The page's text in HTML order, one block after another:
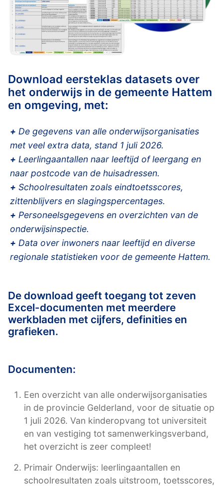
Download eersteklas datasets over
het onderwijs in de gemeente Hattem
en omgeving, met:
+ De gegevens van alle onderwijsorganisaties
met veel extra data, stand 1 juli 2026.
+ Leerlingaantallen naar leeftijd of leergang en
naar postcode van de huisadressen.
+ Schoolresultaten zoals eindtoetsscores,
zittenblijvers en slagingspercentages.
+ Personeelsgegevens en overzichten van de
onderwijsinspectie.
+ Data over inwoners naar leeftijd en diverse
regionale statistieken voor de gemeente Hattem.
De download geeft toegang tot zeven
Excel-documenten met meerdere
werkbladen met cijfers, definities en
grafieken.
Documenten:
Een overzicht van alle onderwijsorganisaties
in de provincie Gelderland, voor de situatie op
1 juli 2026. Van kinderopvang tot universiteit
en van vestiging tot samenwerkingsverband,
het overzicht is zeer compleet!
Primair Onderwijs: leerlingaantallen en
schoolresultaten zoals uitstroom, toetsscores,